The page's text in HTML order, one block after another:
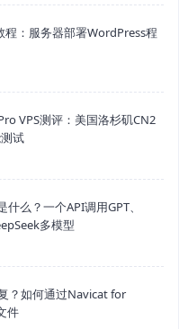
：服务器部署WordPress程
VPS测评：美国洛杉矶CN2
试
么？一个API调用GPT、
多模型
？如何通过Navicat for
件